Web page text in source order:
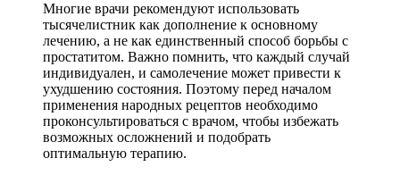
Многие врачи рекомендуют использовать
тысячелистник как дополнение к основному
лечению, а не как единственный способ борьбы с
простатитом. Важно помнить, что каждый случай
индивидуален, и самолечение может привести к
ухудшению состояния. Поэтому перед началом
применения народных рецептов необходимо
проконсультироваться с врачом, чтобы избежать
возможных осложнений и подобрать
оптимальную терапию.